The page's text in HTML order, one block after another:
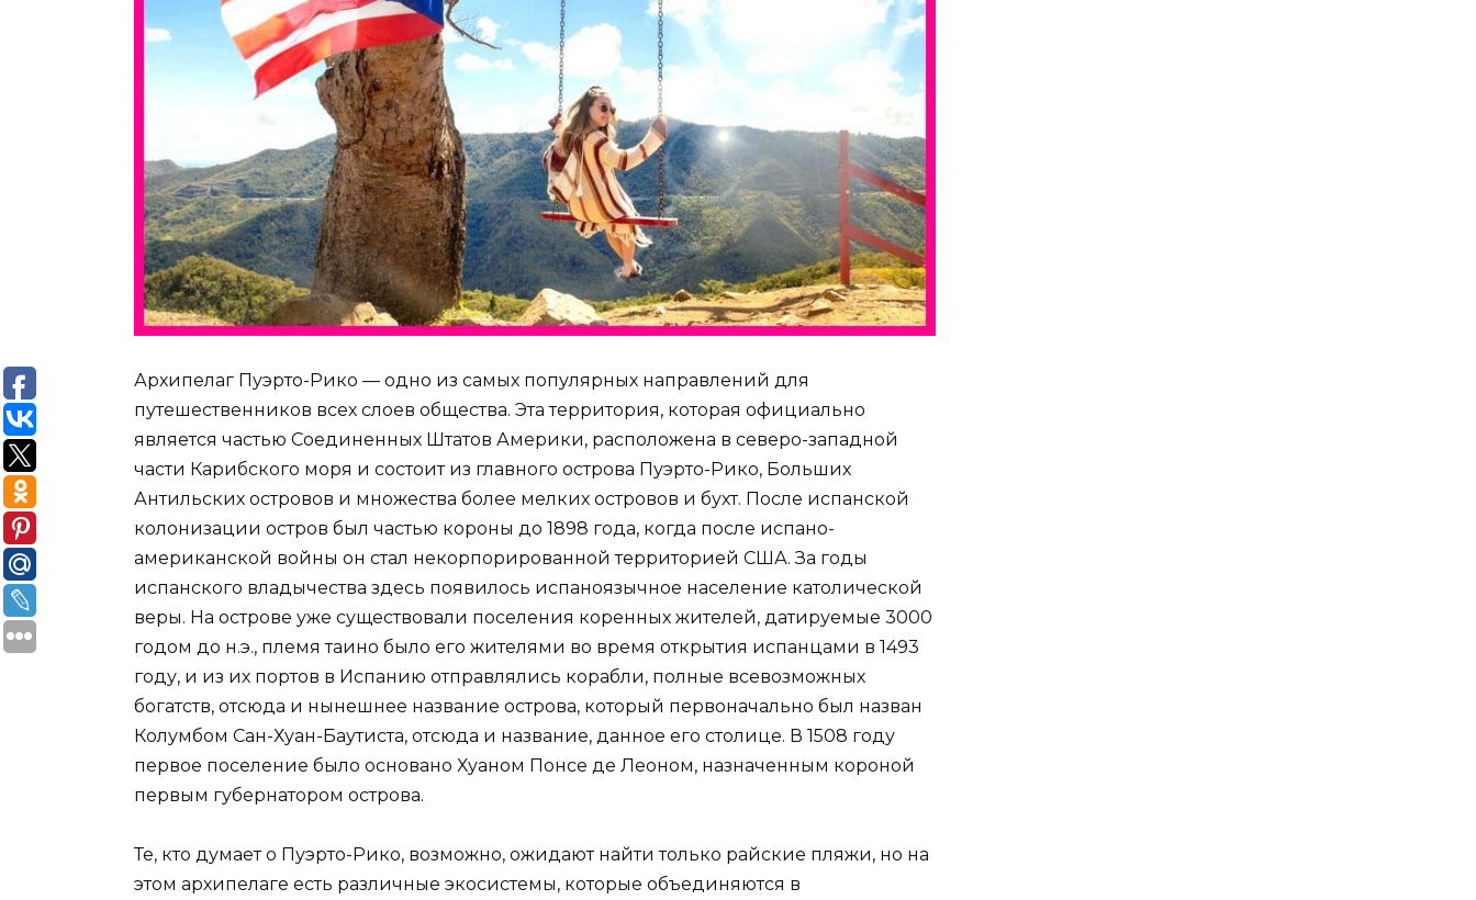
Архипелаг Пуэрто-Рико — одно из самых популярных направлений для
путешественников всех слоев общества. Эта территория, которая официально
является частью Соединенных Штатов Америки, расположена в северо-западной
части Карибского моря и состоит из главного острова Пуэрто-Рико, Больших
Антильских островов и множества более мелких островов и бухт. После испанской
колонизации остров был частью короны до 1898 года, когда после испано-
американской войны он стал некорпорированной территорией США. За годы
испанского владычества здесь появилось испаноязычное население католической
веры. На острове уже существовали поселения коренных жителей, датируемые 3000
годом до н.э., племя таино было его жителями во время открытия испанцами в 1493
году, и из их портов в Испанию отправлялись корабли, полные всевозможных
богатств, отсюда и нынешнее название острова, который первоначально был назван
Колумбом Сан-Хуан-Баутиста, отсюда и название, данное его столице. В 1508 году
первое поселение было основано Хуаном Понсе де Леоном, назначенным короной
первым губернатором острова.
Те, кто думает о Пуэрто-Рико, возможно, ожидают найти только райские пляжи, но на
этом архипелаге есть различные экосистемы, которые объединяются в